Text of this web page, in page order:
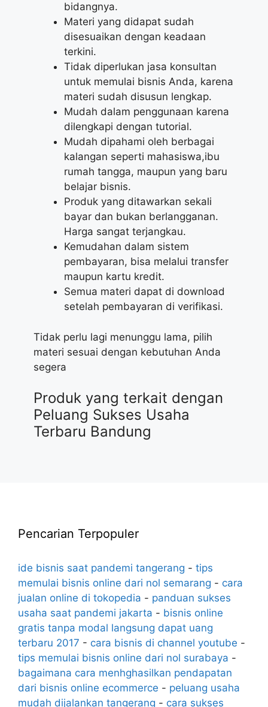
bidangnya.
Materi yang didapat sudah
disesuaikan dengan keadaan
terkini.
Tidak diperlukan jasa konsultan
untuk memulai bisnis Anda, karena
materi sudah disusun lengkap.
Mudah dalam penggunaan karena
dilengkapi dengan tutorial.
Mudah dipahami oleh berbagai
kalangan seperti mahasiswa,ibu
rumah tangga, maupun yang baru
belajar bisnis.
Produk yang ditawarkan sekali
bayar dan bukan berlangganan.
Harga sangat terjangkau.
Kemudahan dalam sistem
pembayaran, bisa melalui transfer
maupun kartu kredit.
Semua materi dapat di download
setelah pembayaran di verifikasi.
Tidak perlu lagi menunggu lama, pilih
materi sesuai dengan kebutuhan Anda
segera
Produk yang terkait dengan
Peluang Sukses Usaha
Terbaru Bandung
Pencarian Terpopuler
ide bisnis saat pandemi tangerang - tips
memulai bisnis online dari nol semarang - cara
jualan online di tokopedia - panduan sukses
usaha saat pandemi jakarta - bisnis online
gratis tanpa modal langsung dapat uang
terbaru 2017 - cara bisnis di channel youtube -
tips memulai bisnis online dari nol surabaya -
bagaimana cara menhghasilkan pendapatan
dari bisnis online ecommerce - peluang usaha
mudah dijalankan tangerang - cara sukses